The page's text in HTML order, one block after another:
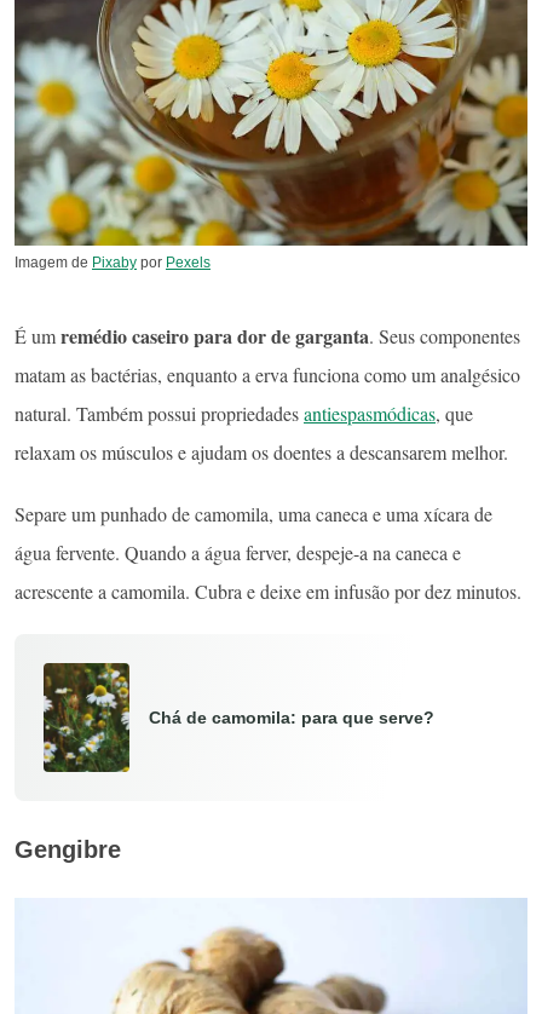
Imagem de Pixaby por Pexels
É umremédio caseiro para dor de garganta. Seus componentes
matam as bactérias, enquanto a erva funciona como um analgésico
natural. Também possui propriedadesantiespasmódicas, que
relaxam os músculos e ajudam os doentes a descansarem melhor.
Separe um punhado de camomila, uma caneca e uma xícara de
água fervente. Quando a água ferver, despeje-a na caneca e
acrescente a camomila. Cubra e deixe em infusão por dez minutos.
Chá de camomila: para que serve?
Gengibre